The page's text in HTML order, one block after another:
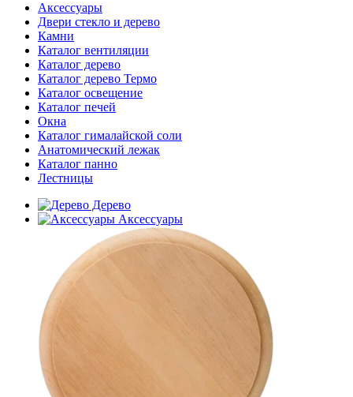
Аксессуары
Двери стекло и дерево
Камни
Каталог вентиляции
Каталог дерево
Каталог дерево Термо
Каталог освещение
Каталог печей
Окна
Каталог гималайской соли
Анатомический лежак
Каталог панно
Лестницы
Дерево
Аксессуары